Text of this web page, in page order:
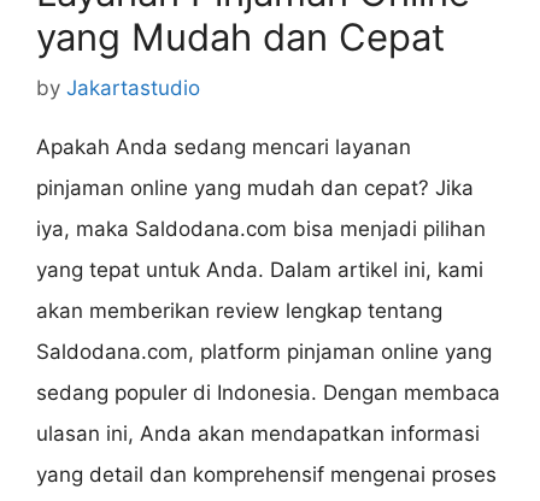
yang Mudah dan Cepat
by Jakartastudio
Apakah Anda sedang mencari layanan
pinjaman online yang mudah dan cepat? Jika
iya, maka Saldodana.com bisa menjadi pilihan
yang tepat untuk Anda. Dalam artikel ini, kami
akan memberikan review lengkap tentang
Saldodana.com, platform pinjaman online yang
sedang populer di Indonesia. Dengan membaca
ulasan ini, Anda akan mendapatkan informasi
yang detail dan komprehensif mengenai proses